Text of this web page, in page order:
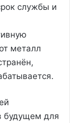
службы и
металл
будущем для